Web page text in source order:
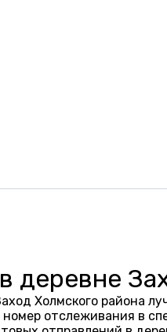
деревне
Холмского района
отслеживания в